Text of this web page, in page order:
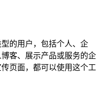
的用户，包括个人、企
客、展示产品或服务的企
页面，都可以使用这个工